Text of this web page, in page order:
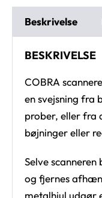
Beskrivelse
BESKRIVELSE
COBRA
en svejsning fra
prober, eller fra
bøjninger eller
Selve
og fjernes
metalhjul udgør